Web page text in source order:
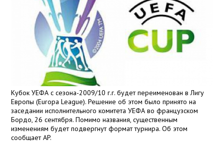
Кубок УЕФА с сезона-2009/10 г.г. будет переименован в Лигу
Европы (Europa League). Решение об этом было принято на
заседании исполнительного комитета УЕФА во французском
Бордо, 26 сентября. Помимо названия, существенным
изменениям будет подвергнут формат турнира. Об этом
сообщает AP.